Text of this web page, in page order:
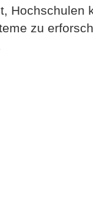
Hochschulen
zu